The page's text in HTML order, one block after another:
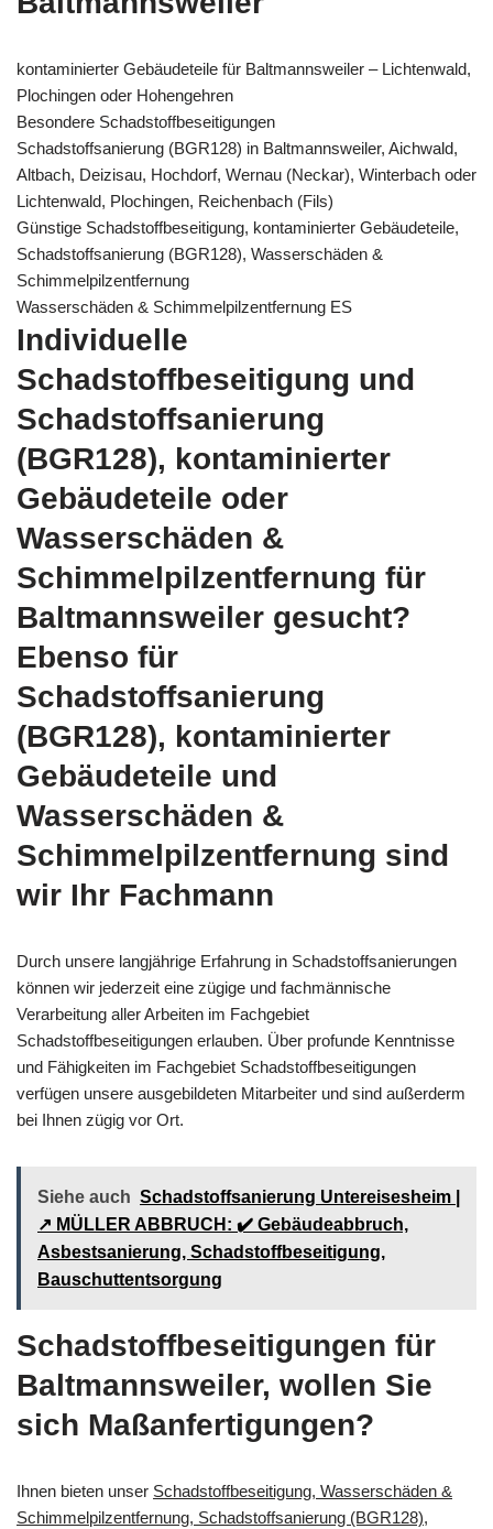
kontaminierter Gebäudeteile für Baltmannsweiler – Lichtenwald,
Plochingen oder Hohengehren
Besondere Schadstoffbeseitigungen
Schadstoffsanierung (BGR128) in Baltmannsweiler, Aichwald,
Altbach, Deizisau, Hochdorf, Wernau (Neckar), Winterbach oder
Lichtenwald, Plochingen, Reichenbach (Fils)
Günstige Schadstoffbeseitigung, kontaminierter Gebäudeteile,
Schadstoffsanierung (BGR128), Wasserschäden &
Schimmelpilzentfernung
Wasserschäden & Schimmelpilzentfernung ES
Individuelle
Schadstoffbeseitigung und
Schadstoffsanierung
(BGR128), kontaminierter
Gebäudeteile oder
Wasserschäden &
Schimmelpilzentfernung für
Baltmannsweiler gesucht?
Ebenso für
Schadstoffsanierung
(BGR128), kontaminierter
Gebäudeteile und
Wasserschäden &
Schimmelpilzentfernung sind
wir Ihr Fachmann
Durch unsere langjährige Erfahrung in Schadstoffsanierungen
können wir jederzeit eine zügige und fachmännische
Verarbeitung aller Arbeiten im Fachgebiet
Schadstoffbeseitigungen erlauben. Über profunde Kenntnisse
und Fähigkeiten im Fachgebiet Schadstoffbeseitigungen
verfügen unsere ausgebildeten Mitarbeiter und sind außerderm
bei Ihnen zügig vor Ort.
Siehe auch Schadstoffsanierung Untereisesheim |
↗️ MÜLLER ABBRUCH: ✔️ Gebäudeabbruch,
Asbestsanierung, Schadstoffbeseitigung,
Bauschuttentsorgung
Schadstoffbeseitigungen für
Baltmannsweiler, wollen Sie
sich Maßanfertigungen?
Ihnen bieten unser Schadstoffbeseitigung, Wasserschäden &
Schimmelpilzentfernung, Schadstoffsanierung (BGR128),